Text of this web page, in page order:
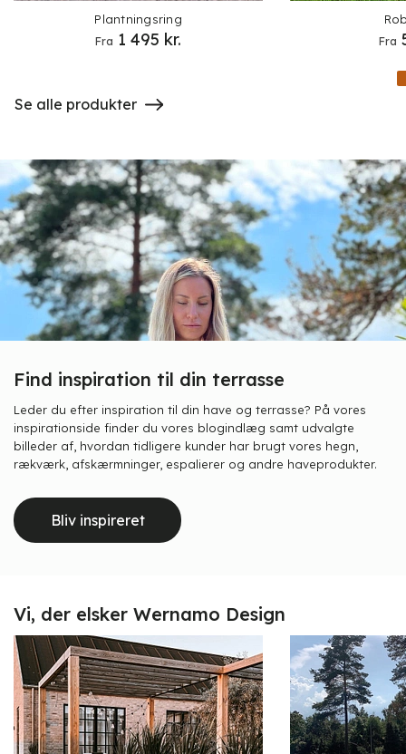
Plantningsring
Fra 1 495 kr. Fra
Se alle produkter
Find inspiration til din terrasse
Leder du efter inspiration til din have og terrasse? På vores
inspirationside finder du vores blogindlæg samt udvalgte
billeder af, hvordan tidligere kunder har brugt vores hegn,
rækværk, afskærmninger, espalierer og andre haveprodukter.
Bliv inspireret
Vi, der elsker Wernamo Design